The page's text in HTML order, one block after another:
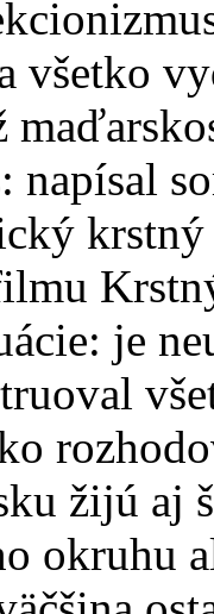
všetko
napísal
je
žijú aj
okruhu